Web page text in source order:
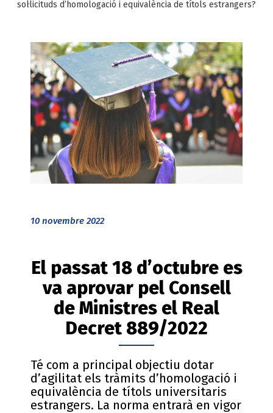
d'ariadna
sol·licituds d’homologació i equivalència de títols estrangers?
10 novembre 2022
El passat 18 d’octubre es
va aprovar pel Consell
de Ministres el Real
Decret 889/2022
Té com a principal objectiu dotar
d’agilitat els tràmits d’homologació i
equivalència de títols universitaris
estrangers. La norma entrarà en vigor